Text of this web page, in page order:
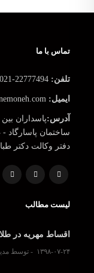
تماس با ما
تلفن:
ایمیل:
آدرس:پاسداران بین بوستان ۹ و ۱۰
ساختمان پاسارگاد -
دفتر وکالت دکتر
لیست مطالب
اقساط مهریه در
۱۳۹۸-۰۷-۲۴ توسط